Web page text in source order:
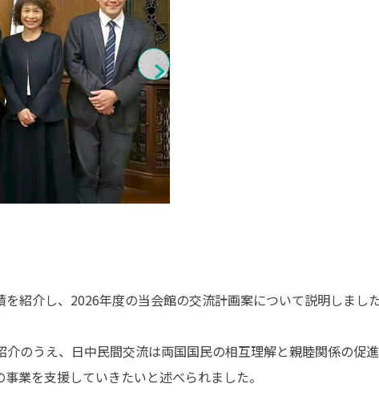
紹介し、2026年度の当会館の交流計画案について説明しまし
のうえ、日中民間交流は両国国民の相互理解と親睦関係の促
業を支援していきたいと述べられました。